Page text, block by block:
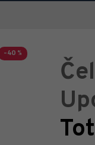
-40 %